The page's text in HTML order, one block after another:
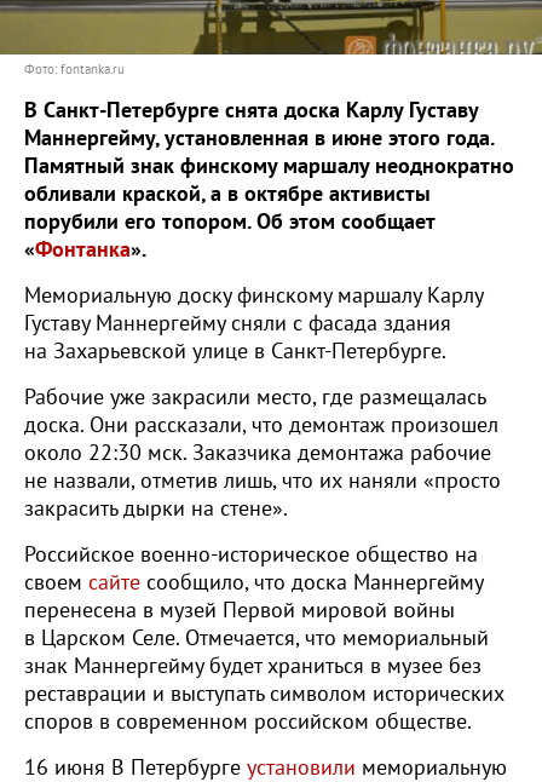
Фото: fontanka.ru
В Санкт-Петербурге снята доска Карлу Густаву
Маннергейму, установленная в июне этого года.
Памятный знак финскому маршалу неоднократно
обливали краской, а в октябре активисты
порубили его топором. Об этом сообщает
«Фонтанка».
Мемориальную доску финскому маршалу Карлу
Густаву Маннергейму сняли с фасада здания
на Захарьевской улице в Санкт-Петербурге. ​
Рабочие уже закрасили место, где размещалась
доска. Они рассказали, что демонтаж произошел
около 22:30 мск. Заказчика демонтажа рабочие
не назвали, отметив лишь, что их наняли «просто
закрасить дырки на стене».
Российское военно-историческое общество на
своем сайте сообщило, что доска Маннергейму
перенесена в музей Первой мировой войны
в Царском Селе. Отмечается, что мемориальный
знак Маннергейму будет храниться в музее без
реставрации и выступать символом исторических
споров в современном российском обществе.
16 июня В Петербурге установили мемориальную